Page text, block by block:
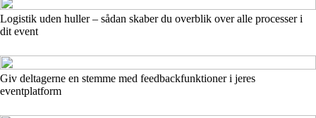
Logistik uden huller – sådan skaber du overblik over alle processer i
dit event
Giv deltagerne en stemme med feedbackfunktioner i jeres
eventplatform